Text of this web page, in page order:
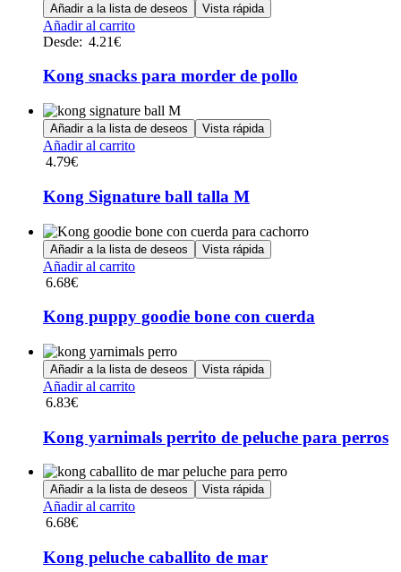
Añadir a la lista de deseos Vista rápida
Añadir al carritoEste
múltiples
variantes.
Las
opciones
se
pueden
la
de
producto
Desde: 4.21€
Kong snacks para morder de pollo
Añadir a la lista de deseos Vista rápida
Añadir al carrito
4.79€
Kong Signature ball talla M
Añadir a la lista de deseos Vista rápida
Añadir al carrito
6.68€
Kong puppy goodie bone con cuerda
Añadir a la lista de deseos Vista rápida
Añadir al carrito
6.83€
Kong yarnimals perrito de peluche para perros
Añadir a la lista de deseos Vista rápida
Añadir al carrito
6.68€
Kong peluche caballito de mar